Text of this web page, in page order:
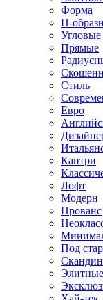
Форма
П-
Угловые
Прямые
Стиль
Евро
Кантри
Лофт
Модерн
Прованс
Под
Элитные